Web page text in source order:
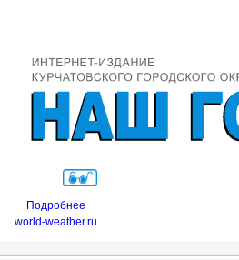
Подробнее
world-weather.ru